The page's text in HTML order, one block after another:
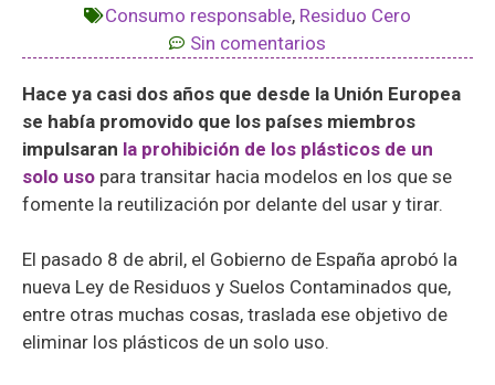
Consumo responsable, Residuo Cero
Sin comentarios
Hace ya casi dos años que desde la Unión Europea
se había promovido que los países miembros
impulsaran la prohibición de los plásticos de un
solo uso para transitar hacia modelos en los que se
fomente la reutilización por delante del usar y tirar.
El pasado 8 de abril, el Gobierno de España aprobó la
nueva Ley de Residuos y Suelos Contaminados que,
entre otras muchas cosas, traslada ese objetivo de
eliminar los plásticos de un solo uso.